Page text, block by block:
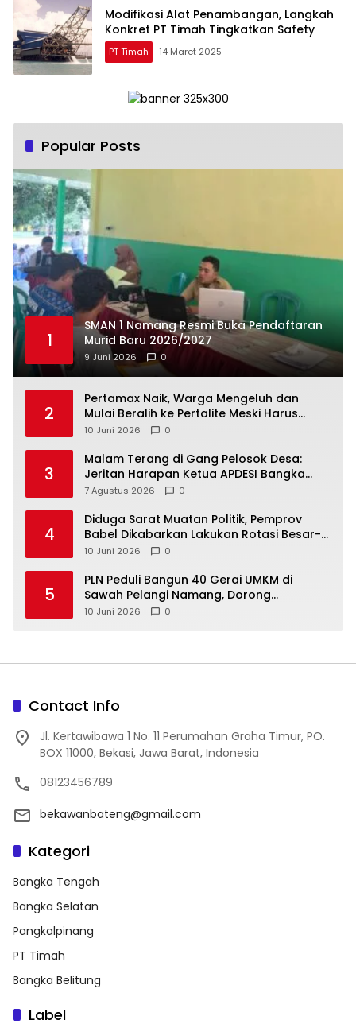
Modifikasi Alat Penambangan, Langkah
Konkret PT Timah Tingkatkan Safety
PT Timah 14 Maret 2025
Popular Posts
1
SMAN 1 Namang Resmi Buka Pendaftaran
Murid Baru 2026/2027
9 Juni 2026 0
2
‎Pertamax Naik, Warga Mengeluh dan
Mulai Beralih ke Pertalite Meski Harus
10 Juni 2026 0
3
Malam Terang di Gang Pelosok Desa:
Jeritan Harapan Ketua APDESI Bangka
Tengah untuk PLN Babel
7 Agustus 2026 0
4
‎Diduga Sarat Muatan Politik, Pemprov
Babel Dikabarkan Lakukan Rotasi Besar-
10 Juni 2026 0
5
‎PLN Peduli Bangun 40 Gerai UMKM di
Sawah Pelangi Namang, Dorong
10 Juni 2026 0
Contact Info
Jl. Kertawibawa 1 No. 11 Perumahan Graha Timur, PO.
BOX 11000, Bekasi, Jawa Barat, Indonesia
08123456789
bekawanbateng@gmail.com
Kategori
Bangka Tengah
Bangka Selatan
Pangkalpinang
PT Timah
Bangka Belitung
Label